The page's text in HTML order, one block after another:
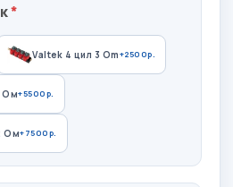
Valtek 4 цил 3 Om+2500р.
Ом+5500р.
Ом+7500р.